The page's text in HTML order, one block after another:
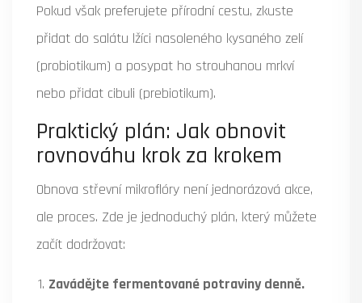
Pokud však preferujete přírodní cestu, zkuste
přidat do salátu lžíci nasoleného kysaného zelí
(probiotikum) a posypat ho strouhanou mrkví
nebo přidat cibuli (prebiotikum).
Praktický plán: Jak obnovit
rovnováhu krok za krokem
Obnova střevní mikroflóry není jednorázová akce,
ale proces. Zde je jednoduchý plán, který můžete
začít dodržovat:
Zavádějte fermentované potraviny denně.